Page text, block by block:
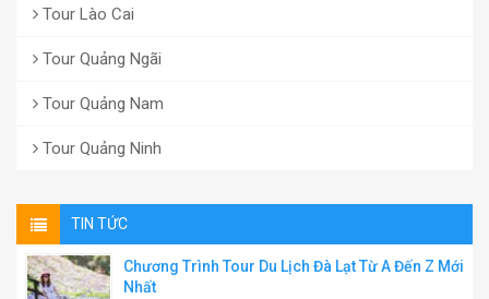
Tour Lào Cai
Tour Quảng Ngãi
Tour Quảng Nam
Tour Quảng Ninh
TIN TỨC
Chương Trình Tour Du Lịch Đà Lạt Từ A Đến Z Mới
Nhất